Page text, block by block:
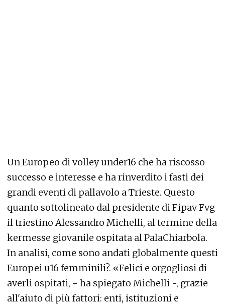
Un Europeo di volley under16 che ha riscosso
successo e interesse e ha rinverdito i fasti dei
grandi eventi di pallavolo a Trieste. Questo
quanto sottolineato dal presidente di Fipav Fvg
il triestino Alessandro Michelli, al termine della
kermesse giovanile ospitata al PalaChiarbola.
In analisi, come sono andati globalmente questi
Europei u16 femminili?. «Felici e orgogliosi di
averli ospitati, - ha spiegato Michelli -, grazie
all'aiuto di più fattori: enti, istituzioni e